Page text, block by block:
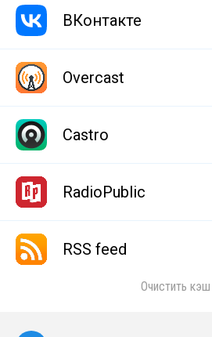
ВКонтакте
Overcast
Castro
RadioPublic
RSS feed
Очистить кэш